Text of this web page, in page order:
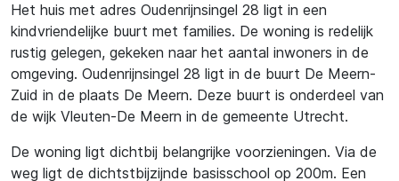
Het huis met adres Oudenrijnsingel 28 ligt in een
kindvriendelijke buurt met families. De woning is redelijk
rustig gelegen, gekeken naar het aantal inwoners in de
omgeving. Oudenrijnsingel 28 ligt in de buurt De Meern-
Zuid in de plaats De Meern. Deze buurt is onderdeel van
de wijk Vleuten-De Meern in de gemeente Utrecht.
De woning ligt dichtbij belangrijke voorzieningen. Via de
weg ligt de dichtstbijzijnde basisschool op 200m. Een